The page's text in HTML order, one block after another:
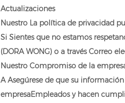
Actualizaciones
Nuestro La política de privacidad
Si Sientes que no estamos
(DORA WONG) o a través Correo
Nuestro Compromiso de la
A Asegúrese de que su
empresaEmpleados y hacen